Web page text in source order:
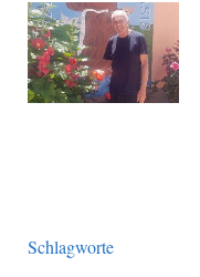
Schlagworte